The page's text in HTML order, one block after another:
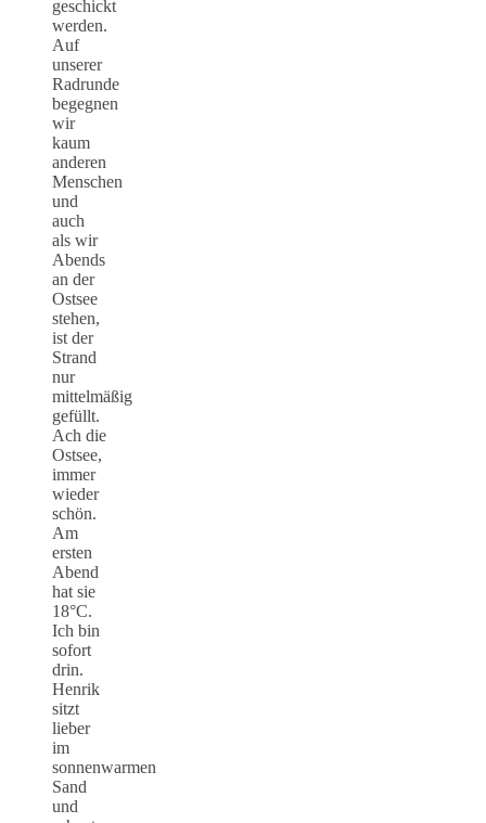
geschickt
werden.
Auf
unserer
Radrunde
begegnen
wir
kaum
anderen
Menschen
und
auch
als wir
Abends
an der
Ostsee
stehen,
ist der
Strand
nur
mittelmäßig
gefüllt.
Ach die
Ostsee,
immer
wieder
schön.
Am
ersten
Abend
hat sie
18°C.
Ich bin
sofort
drin.
Henrik
sitzt
lieber
im
sonnenwarmen
Sand
und